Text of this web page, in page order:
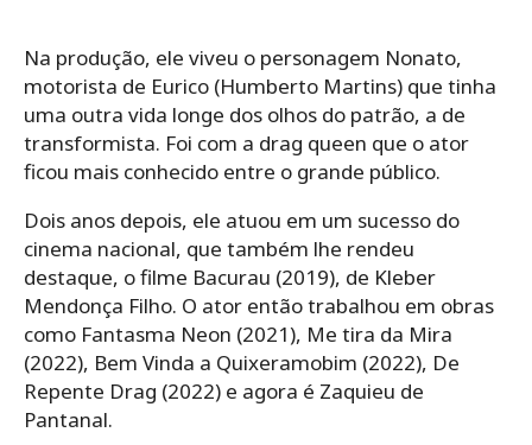
Na produção, ele viveu o personagem Nonato,
motorista de Eurico (Humberto Martins) que tinha
uma outra vida longe dos olhos do patrão, a de
transformista. Foi com a drag queen que o ator
ficou mais conhecido entre o grande público.
Dois anos depois, ele atuou em um sucesso do
cinema nacional, que também lhe rendeu
destaque, o filme Bacurau (2019), de Kleber
Mendonça Filho. O ator então trabalhou em obras
como Fantasma Neon (2021), Me tira da Mira
(2022), Bem Vinda a Quixeramobim (2022), De
Repente Drag (2022) e agora é Zaquieu de
Pantanal.